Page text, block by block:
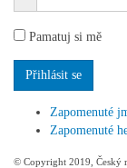
Pamatuj si mě
Zapomenuté
Zapomenuté
© Copyright 2019, Český